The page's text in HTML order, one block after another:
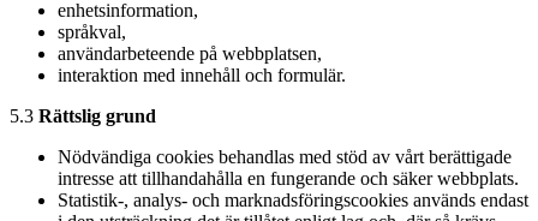
enhetsinformation,
språkval,
användarbeteende på webbplatsen,
interaktion med innehåll och formulär.
5.3 Rättslig grund
Nödvändiga cookies behandlas med stöd av vårt berättigade
intresse att tillhandahålla en fungerande och säker webbplats.
Statistik-, analys- och marknadsföringscookies används endast